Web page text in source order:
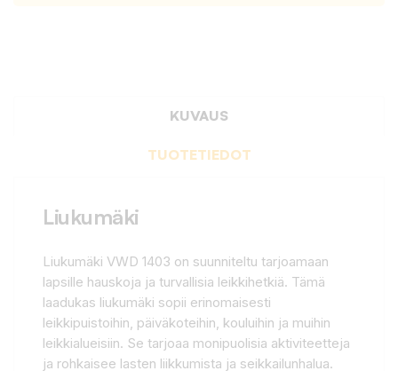
KUVAUS
TUOTETIEDOT
Liukumäki
Liukumäki VWD 1403 on suunniteltu tarjoamaan
lapsille hauskoja ja turvallisia leikkihetkiä. Tämä
laadukas liukumäki sopii erinomaisesti
leikkipuistoihin, päiväkoteihin, kouluihin ja muihin
leikkialueisiin. Se tarjoaa monipuolisia aktiviteetteja
ja rohkaisee lasten liikkumista ja seikkailunhalua.